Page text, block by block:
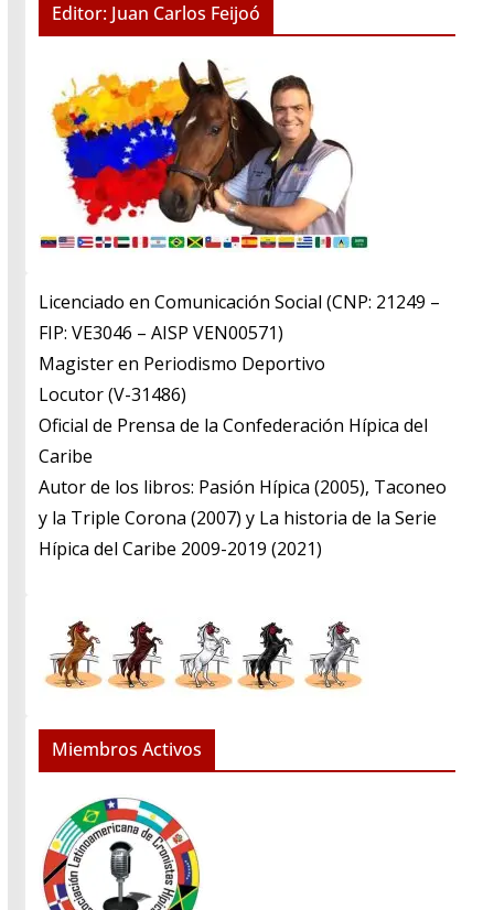
Editor: Juan Carlos Feijoó
Licenciado en Comunicación Social (CNP: 21249 –
FIP: VE3046 – AISP VEN00571)
​Magister en Periodismo Deportivo
​Locutor (V-31486)
​Oficial de Prensa de la Confederación Hípica del
Caribe
​Autor de los libros: Pasión Hípica (2005), Taconeo
y la Triple Corona (2007) y La historia de la Serie
Hípica del Caribe 2009-2019 (2021)
Miembros Activos